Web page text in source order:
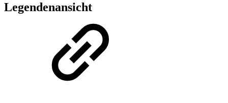
Legendenansicht